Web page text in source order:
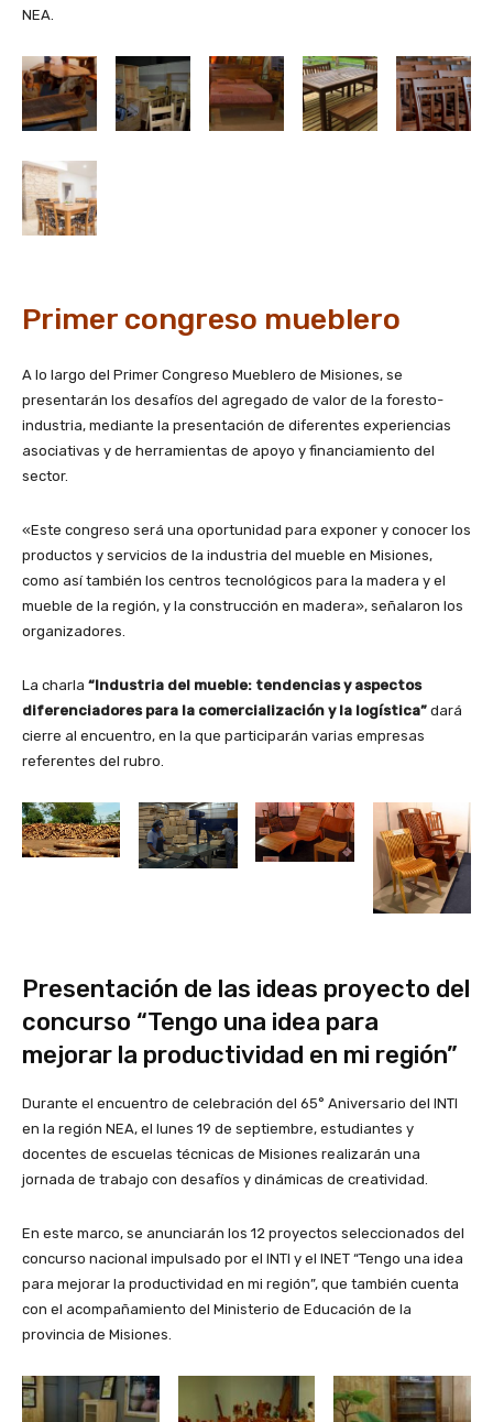
NEA.
Primer congreso mueblero
A lo largo del Primer Congreso Mueblero de Misiones, se
presentarán los desafíos del agregado de valor de la foresto-
industria, mediante la presentación de diferentes experiencias
asociativas y de herramientas de apoyo y financiamiento del
sector.
«Este congreso será una oportunidad para exponer y conocer los
productos y servicios de la industria del mueble en Misiones,
como así también los centros tecnológicos para la madera y el
mueble de la región, y la construcción en madera», señalaron los
organizadores.
La charla “Industria del mueble: tendencias y aspectos
diferenciadores para la comercialización y la logística” dará
cierre al encuentro, en la que participarán varias empresas
referentes del rubro.
Presentación de las ideas proyecto del
concurso “Tengo una idea para
mejorar la productividad en mi región”
Durante el encuentro de celebración del 65° Aniversario del INTI
en la región NEA, el lunes 19 de septiembre, estudiantes y
docentes de escuelas técnicas de Misiones realizarán una
jornada de trabajo con desafíos y dinámicas de creatividad.
En este marco, se anunciarán los 12 proyectos seleccionados del
concurso nacional impulsado por el INTI y el INET “Tengo una idea
para mejorar la productividad en mi región”, que también cuenta
con el acompañamiento del Ministerio de Educación de la
provincia de Misiones.